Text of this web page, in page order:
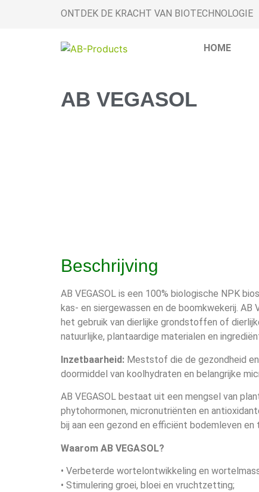
ONTDEK DE KRACHT VAN BIOTECHNOLOGIE
HOME
AB VEGASOL
Beschrijving
AB VEGASOL is een 100% biologische NPK
kas- en siergewassen en de boomkwekerij.
het gebruik van dierlijke grondstoffen of
natuurlijke, plantaardige materialen en
Inzetbaarheid: Meststof die de gezondheid
doormiddel van koolhydraten en belangrijke
AB VEGASOL bestaat uit een mengsel van
phytohormonen, micronutriënten en
bij aan een gezond en efficiënt bodemleven
Waarom AB VEGASOL?
• Verbeterde wortelontwikkeling en
• Stimulering groei, bloei en vruchtzetting;